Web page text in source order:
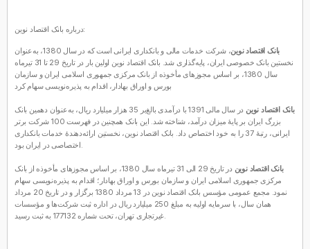
درباره بانک اقتصاد نوین:
بانک اقتصاد نوین
، شرکت خدمات مالی و بانکداری ایرانی است که در سال 1380، به‌عنوان
نخستین بانک خصوصی ایران، پایه‌گذاری شد. بانک اقتصاد نوین اولین بار در تاریخ 29 تا 31 تیرماه
سال 1380، بر اساس مجوزهای مأخوذه از بانک مرکزی جمهوری اسلامی ایران و سازمان
بورس و اوراق بهادار، اقدام به پذیره‌نویسی سهام کرد
بانک اقتصاد نوین
در سال مالی 1391 با درآمدی بالغ‌بر 35 هزار میلیارد ریال، به‌عنوان دهمین بانک
بزرگ ایران بر پایهٔ میزان درآمد، شناخته شد. این بانک همچنین در فهرست 100 شرکت برتر
ایرانی، رتبهٔ 37 را به خود اختصاص داد. بانک اقتصاد نوین، نخستین ارائه‌دهندهٔ خدمات بانکداری
اختصاصی در ایران بود.
بانک اقتصاد نوین
در تاریخ 29 الی 31 تیرماه سال 1380، بر اساس مجوزهای مأخوذه از بانک
مرکزی جمهوری اسلامی ایران و سازمان بورس و اوراق بهادار؛ اقدام به پذیره‌نویسی سهام
نمود. مجمع عمومی مؤسس بانک اقتصاد نوین در 13 مرداد 1380 برگزار و در تاریخ 20 مرداد
همان سال، با سرمایه اولیه به مبلغ 250 میلیارد ریال در اداره ثبت شرکت‌ها و مؤسسات
غیرتجاری تهران، تحت شماره 177132 به ثبت رسید.